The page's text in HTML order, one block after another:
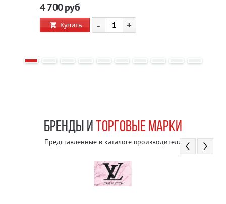
4 700руб
Купить - +
БРЕНДЫ И ТОРГОВЫЕ МАРКИ
Представленные в каталоге производители